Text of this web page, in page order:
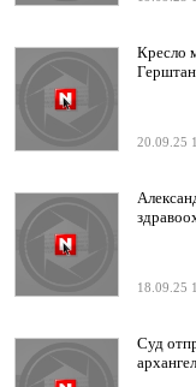
Кресло
20.09.25
18.09.25
Суд